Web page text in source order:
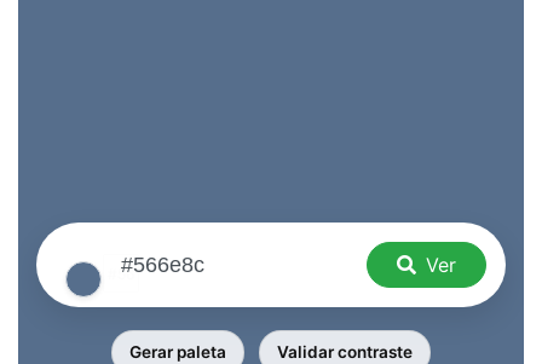
Ver
Gerar paleta Validar contraste